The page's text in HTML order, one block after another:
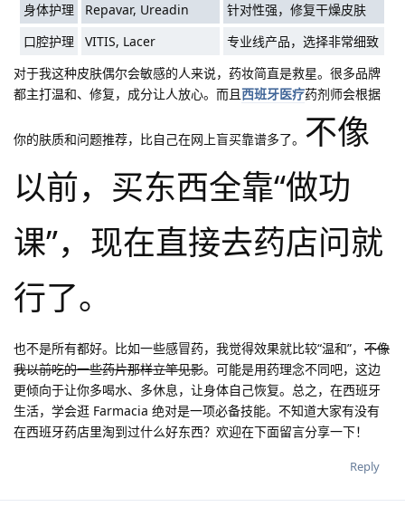
身体护理
Repavar, Ureadin
针对性强，修复干燥皮肤
口腔护理
VITIS, Lacer
专业线产品，选择非常细致
对于我这种皮肤偶尔会敏感的人来说，药妆简直是救星。很多品牌
都主打温和、修复，成分让人放心。而且西班牙医疗药剂师会根据
你的肤质和问题推荐，比自己在网上盲买靠谱多了。 不像
以前，买东西全靠“做功
课”，现在直接去药店问就
行了。
也不是所有都好。比如一些感冒药，我觉得效果就比较“温和”， 不像
我以前吃的一些药片那样立竿见影。可能是用药理念不同吧，这边
更倾向于让你多喝水、多休息，让身体自己恢复。总之，在西班牙
生活，学会逛 Farmacia 绝对是一项必备技能。不知道大家有没有
在西班牙药店里淘到过什么好东西？欢迎在下面留言分享一下！
Reply